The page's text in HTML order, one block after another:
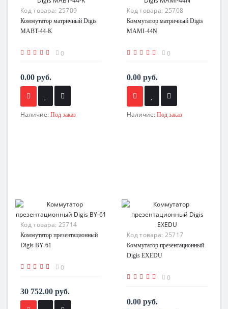
Код товара: 25709
Коммутатор матричный Digis
MABT-44-K
0
0.00 руб.
Наличие: Под заказ
Код товара: 25708
Коммутатор матричный Digis
MAMI-44N
0
0.00 руб.
Наличие: Под заказ
Код товара: 25714
Коммутатор презентационный
Digis BY-61
0
30 752.00 руб.
Код товара: 25717
Коммутатор презентационный
Digis EXEDU
0
0.00 руб.